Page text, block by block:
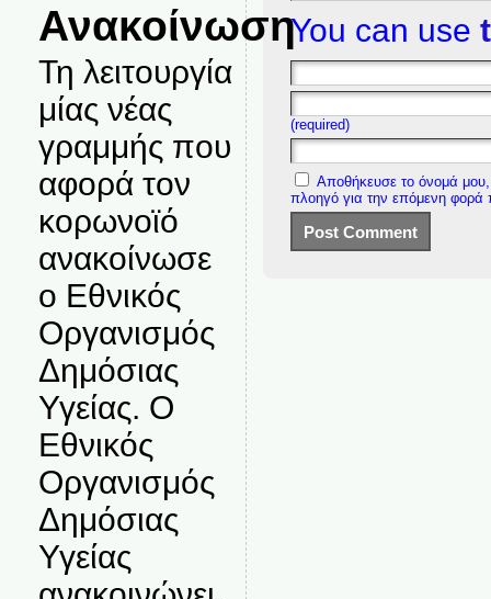
Ανακοίνωση
Τη λειτουργία
μίας νέας
γραμμής που
αφορά τον
κορωνοϊό
ανακοίνωσε
ο Εθνικός
Οργανισμός
Δημόσιας
Υγείας. Ο
Εθνικός
Οργανισμός
Δημόσιας
Υγείας
You can use
(required)
Αποθήκευσε το όνομά μου,
πλοηγό για την επόμενη